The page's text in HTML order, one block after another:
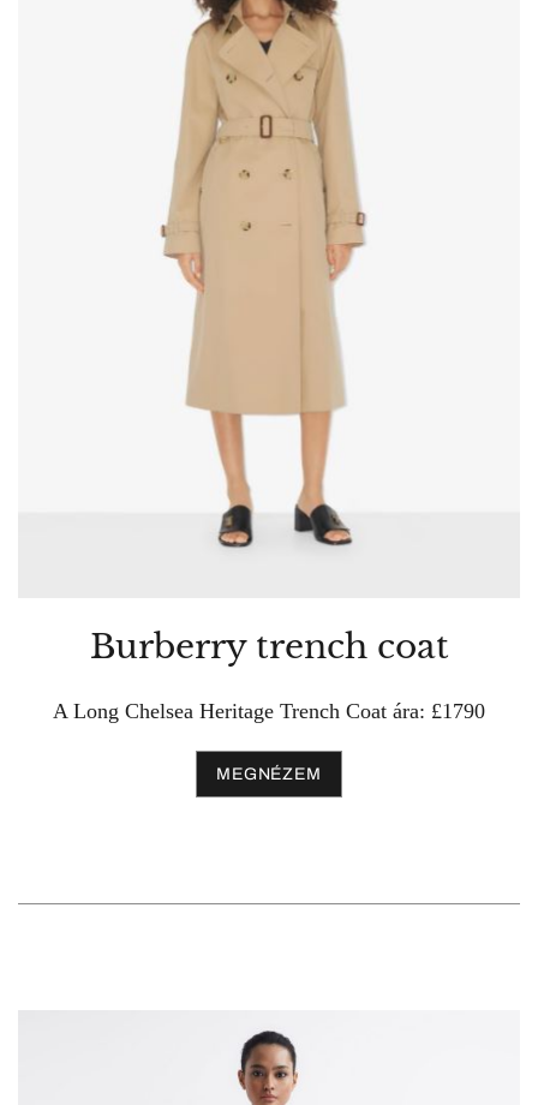
Burberry trench coat
A Long Chelsea Heritage Trench Coat ára: £1790
MEGNÉZEM